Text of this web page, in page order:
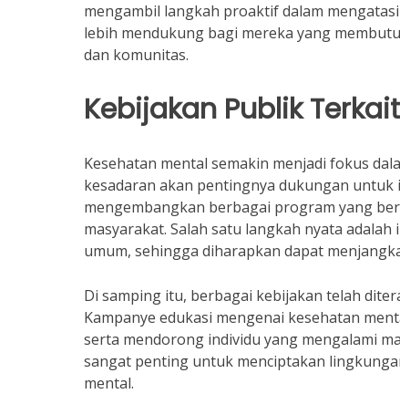
mengambil langkah proaktif dalam
lebih mendukung bagi mereka yang
dan komunitas.
Kebijakan Publik
Kesehatan mental semakin menjadi fokus
kesadaran akan pentingnya dukungan
mengembangkan berbagai program yang
masyarakat. Salah satu langkah nyata
umum, sehingga diharapkan dapat
Di samping itu, berbagai kebijakan telah
Kampanye edukasi mengenai kesehatan
serta mendorong individu yang mengalami
sangat penting untuk menciptakan
mental.